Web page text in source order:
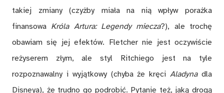
takiej zmiany (czyżby miała na nią wpływ porażka
finansowa Króla Artura: Legendy miecza?), ale trochę
obawiam się jej efektów. Fletcher nie jest oczywiście
reżyserem złym, ale styl Ritchiego jest na tyle
rozpoznawalny i wyjątkowy (chyba że kręciAladynadla
Disneya), że trudno go podrobić. Pytanie też, jaką drogą